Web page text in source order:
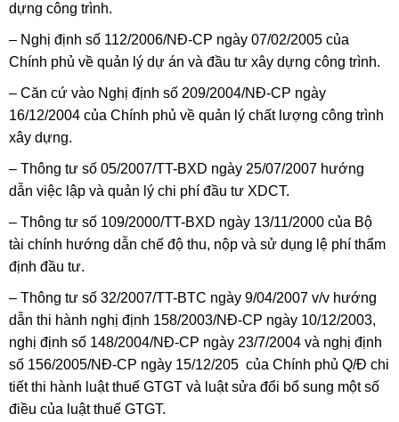
dựng công trình.
– Nghị định số 112/2006/NĐ-CP ngày 07/02/2005 của
Chính phủ về quản lý dự án và đầu tư xây dựng công trình.
– Căn cứ vào Nghị định số 209/2004/NĐ-CP ngày
16/12/2004 của Chính phủ về quản lý chất lượng công trình
xây dựng.
– Thông t­ư số 05/2007/TT-BXD ngày 25/07/2007 hư­ớng
dẫn việc lập và quản lý chi phí đầu tư­ XDCT.
– Thông tư số 109/2000/TT-BXD ngày 13/11/2000 của Bộ
tài chính hướng dẫn chế độ thu, nộp và sử dụng lệ phí thẩm
định đầu tư.
– Thông tư­ số 32/2007/TT-BTC ngày 9/04/2007 v/v hư­ớng
dẫn thi hành nghị định 158/2003/NĐ-CP ngày 10/12/2003,
nghị định số 148/2004/NĐ-CP ngày 23/7/2004 và nghị định
số 156/2005/NĐ-CP ngày 15/12/205 của Chính phủ Q/Đ chi
tiết thi hành luật thuế GTGT và luật sửa đổi bổ sung một số
điều của luật thuế GTGT.